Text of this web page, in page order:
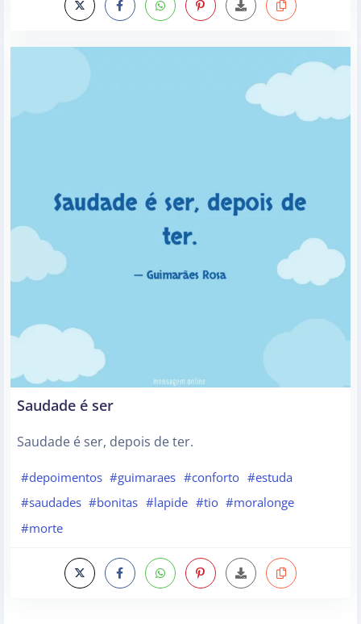
Saudade é ser
Saudade é ser, depois de ter.
#depoimentos #guimaraes #conforto #estuda
#saudades #bonitas #lapide #tio #moralonge
#morte